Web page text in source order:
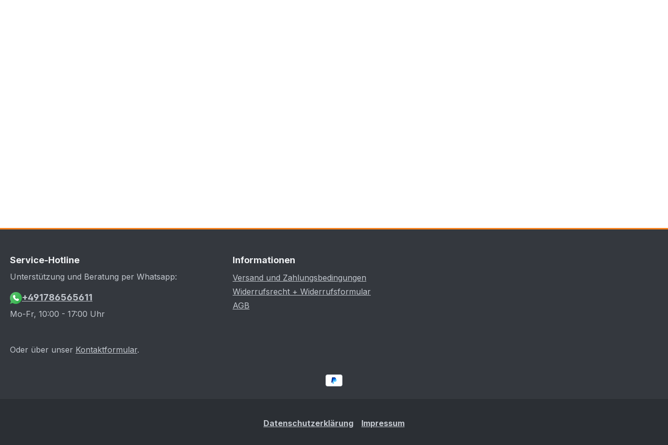
Service-Hotline
Unterstützung und Beratung per Whatsapp:
+491786565611
Mo-Fr, 10:00 - 17:00 Uhr
Oder über unser Kontaktformular.
Informationen
Versand und Zahlungsbedingungen
Widerrufsrecht + Widerrufsformular
AGB
Datenschutzerklärung Impressum